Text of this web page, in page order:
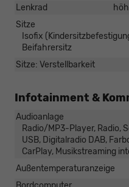
Lenkrad
Sitze
Isofix
Beifahrersitz
Sitze: Verstellbarkeit
Infotainment &
Audioanlage
Radio/MP3-Player, Radio,
USB, Digitalradio DAB,
CarPlay, Musikstreaming
Außentemperaturanzeige